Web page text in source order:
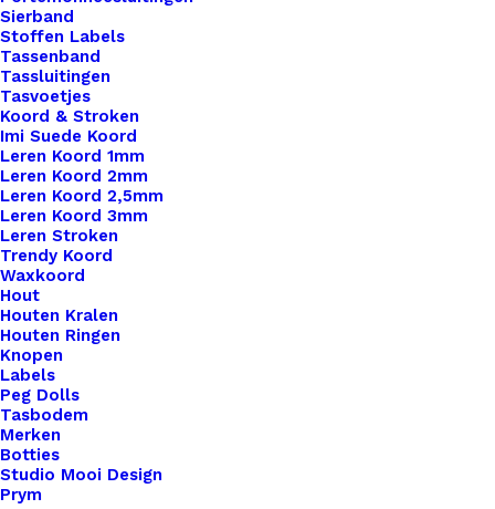
Sierband
Stoffen Labels
Tassenband
Tassluitingen
Tasvoetjes
Koord & Stroken
Imi Suede Koord
Leren Koord 1mm
Leren Koord 2mm
Leren Koord 2,5mm
Leren Koord 3mm
Leren Stroken
Trendy Koord
Waxkoord
Hout
Houten Kralen
Houten Ringen
Knopen
Labels
Peg Dolls
Tasbodem
Merken
Botties
Studio Mooi Design
Prym
Koord Stoppers Fuchsia
€0,40